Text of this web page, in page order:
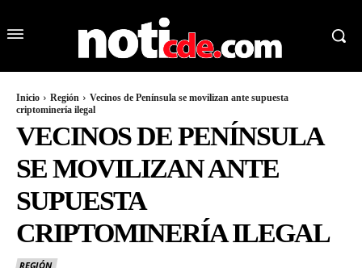
Inicio Región
Vecinos de Península se movilizan ante supuesta
criptominería ilegal
VECINOS DE PENÍNSULA
SE MOVILIZAN ANTE
SUPUESTA
CRIPTOMINERÍA ILEGAL
REGIÓN